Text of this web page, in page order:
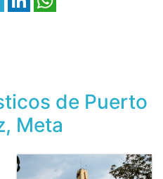
de Puerto
Meta